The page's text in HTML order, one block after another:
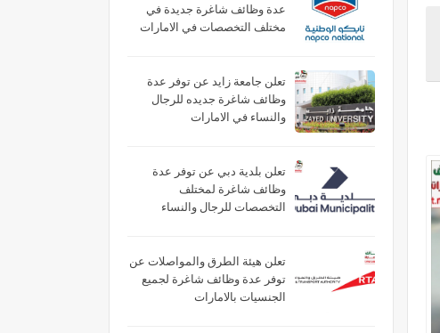
عدة وظائف شاغرة جديدة في
مختلف التخصصات في الامارات
تعلن جامعة زايد عن توفر عدة
وظائف شاغرة جديده للرجال
والنساء في الامارات
تعلن بلدية دبي عن توفر عدة
وظائف شاغرة لمختلف
التخصصات للرجال والنساء
تعلن هيئة الطرق والمواصلات عن
توفر عدة وظائف شاغرة لجميع
الجنسيات بالامارات